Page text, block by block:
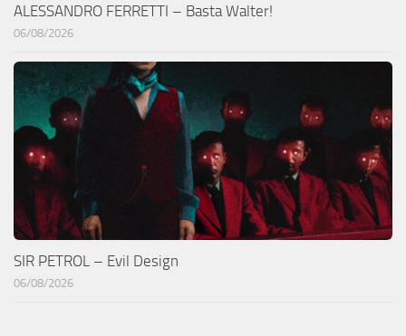
ALESSANDRO FERRETTI – Basta Walter!
06/08/2026
SIR PETROL – Evil Design
06/08/2026